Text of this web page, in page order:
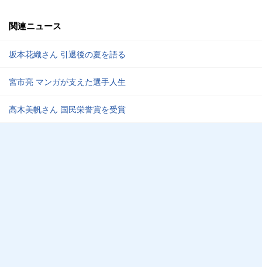
関連ニュース
坂本花織さん 引退後の夏を語る
宮市亮 マンガが支えた選手人生
高木美帆さん 国民栄誉賞を受賞